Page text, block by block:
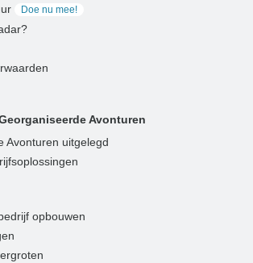
Doe nu mee!
Avonturen
Avonturen uitgelegd
opbouwen